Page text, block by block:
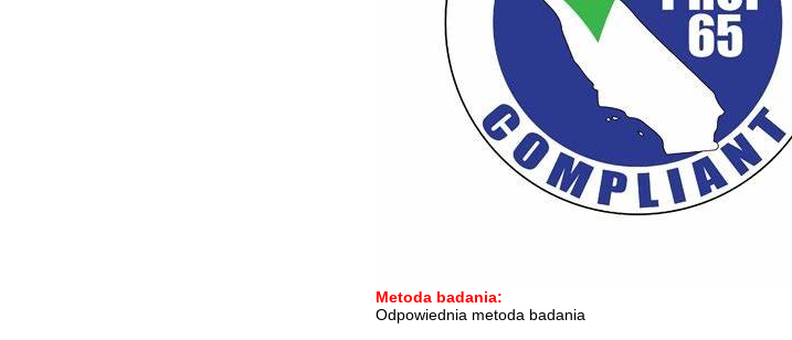
Metoda badania:
Odpowiednia metoda badania